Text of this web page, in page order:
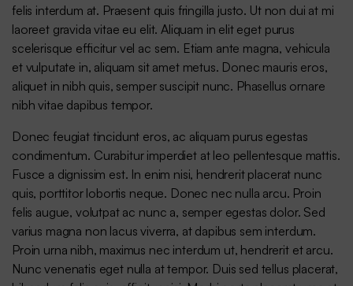
felis interdum at. Praesent quis fringilla justo. Ut non dui at mi
laoreet gravida vitae eu elit. Aliquam in elit eget purus
scelerisque efficitur vel ac sem. Etiam ante magna, vehicula
et vulputate in, aliquam sit amet metus. Donec mauris eros,
aliquet in nibh quis, semper suscipit nunc. Phasellus ornare
nibh vitae dapibus tempor.
Donec feugiat tincidunt eros, ac aliquam purus egestas
condimentum. Curabitur imperdiet at leo pellentesque mattis.
Fusce a dignissim est. In enim nisi, hendrerit placerat nunc
quis, porttitor lobortis neque. Donec nec nulla arcu. Proin
felis augue, volutpat ac nunc a, semper egestas dolor. Sed
varius magna non lacus viverra, at dapibus sem interdum.
Proin urna nibh, maximus nec interdum ut, hendrerit et arcu.
Nunc venenatis eget nulla at tempor. Duis sed tellus placerat,